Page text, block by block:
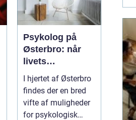
Psykolog på
Østerbro: når
livets
udfordringer
kræver
professionel
støtte
I hjertet af Østerbro
findes der en bred
vifte af muligheder
for psykologisk